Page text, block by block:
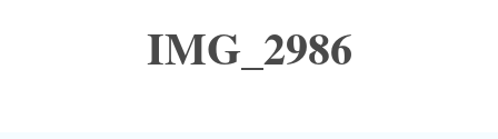
IMG_2986